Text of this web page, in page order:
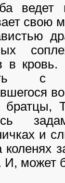
ведет
свою
в кровь.
с
и
И, может